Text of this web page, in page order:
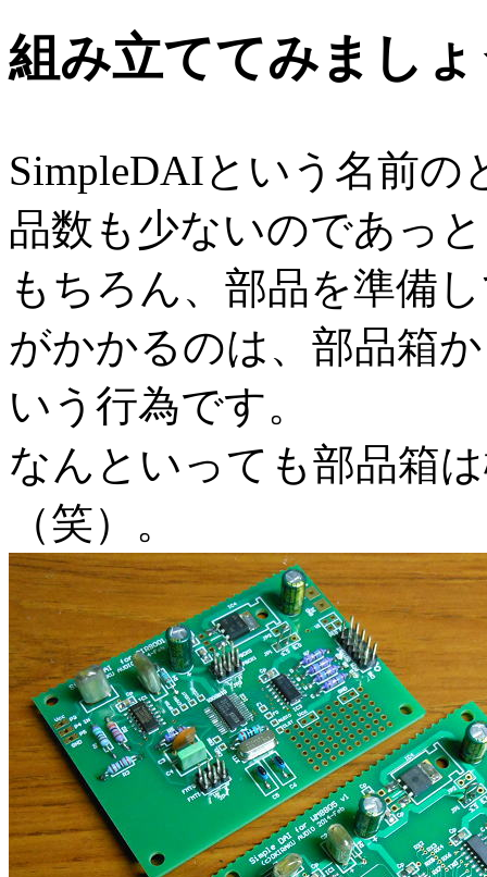
組み立ててみまし
SimpleDAIという名前
品数も少ないのであっ
もちろん、部品を準備
がかかるのは、部品箱
いう行為です。
なんといっても部品箱
（笑）。